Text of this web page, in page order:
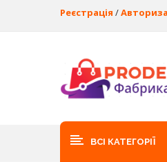
Реєстрація /
ВСІ КАТЕГОРІЇ